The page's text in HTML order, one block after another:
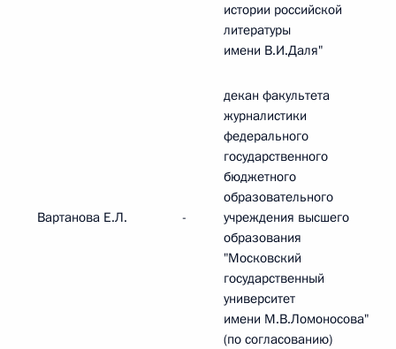
истории российской
литературы
имени В.И.Даля"
Вартанова Е.Л. -
декан факультета
журналистики
федерального
государственного
бюджетного
образовательного
учреждения высшего
образования
"Московский
государственный
университет
имени М.В.Ломоносова"
(по согласованию)